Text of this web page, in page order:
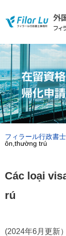
フィラール行政書
ôn,thường trú
Các loại
rú
(2024年6月更新）